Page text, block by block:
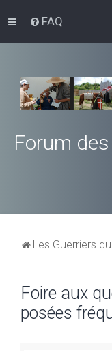
FAQ
Forum
Les Guerriers
Foire aux
posées